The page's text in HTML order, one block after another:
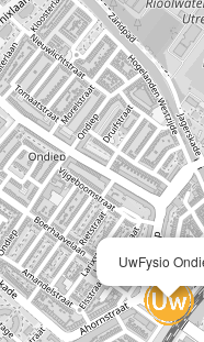
UwFysio